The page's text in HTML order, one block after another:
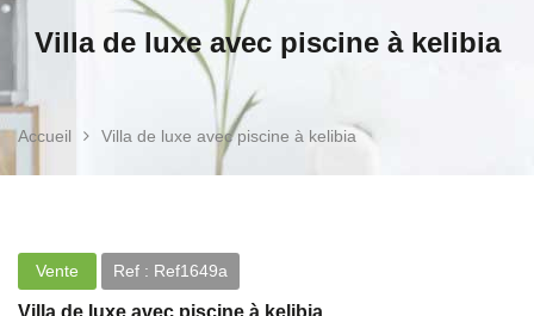
Villa de luxe avec piscine à kelibia
Accueil Villa de luxe avec piscine à kelibia
Vente Ref : Ref1649a
Villa de luxe avec piscine à kelibia